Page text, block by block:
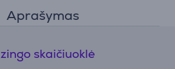
Aprašymas
skaičiuoklė